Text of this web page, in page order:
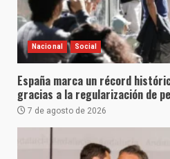
Nacional Social
España marca un récord
gracias a la regularización de
7 de agosto de 2026